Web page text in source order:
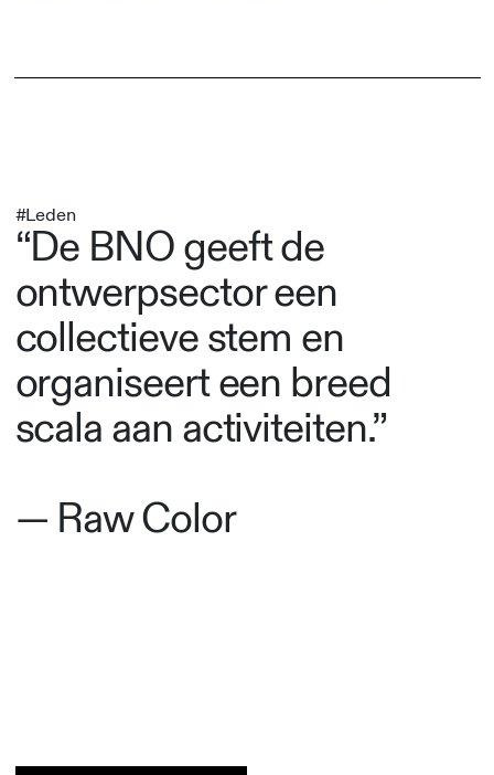
#Leden
“De BNO geeft de
ontwerpsector een
collectieve stem en
organiseert een breed
scala aan activiteiten.”
— Raw Color